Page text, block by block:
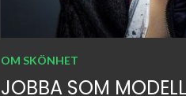
OM SKÖNHET
JOBBA SOM